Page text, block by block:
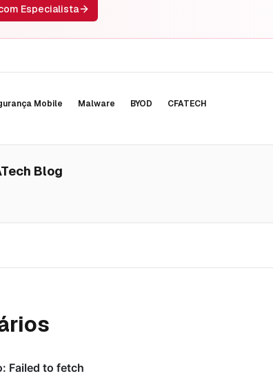
Especialista
Mobile Malware BYOD CFATECH
Blog